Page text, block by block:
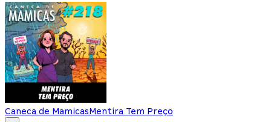
Caneca de MamicasMentira Tem Preço